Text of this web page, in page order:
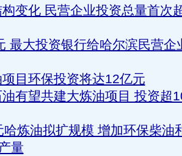
变化 民营企业投资总量首次
最大投资银行给哈尔滨民营企
目环保投资将达12亿元
有望共建大炼油项目 投资超
炼油拟扩规模 增加环保柴油
量